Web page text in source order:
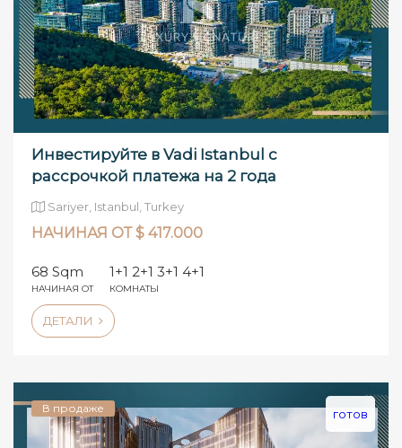
Инвестируйте в Vadi Istanbul с
рассрочкой платежа на 2 года
Sariyer, Istanbul, Turkey
НАЧИНАЯ ОТ $ 417.000
68 Sqm
НАЧИНАЯ ОТ
1+1 2+1 3+1 4+1
КОМНАТЫ
ДЕТАЛИ
В продаже готов